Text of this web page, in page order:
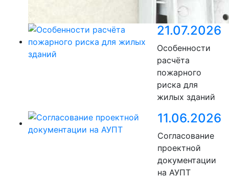
21.07.2026
Особенности
расчёта
пожарного
риска для
жилых зданий
11.06.2026
Согласование
проектной
документации
на АУПТ